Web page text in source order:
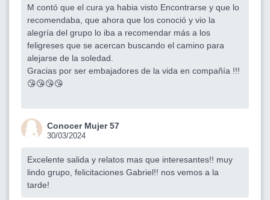
M contó que el cura ya habia visto Encontrarse y que lo
recomendaba, que ahora que los conoció y vio la
alegría del grupo lo iba a recomendar más a los
feligreses que se acercan buscando el camino para
alejarse de la soledad.
Gracias por ser embajadores de la vida en compañía !!!
😘😘😘😘
Conocer Mujer 57
30/03/2024
Excelente salida y relatos mas que interesantes!! muy
lindo grupo, felicitaciones Gabriel!! nos vemos a la
tarde!